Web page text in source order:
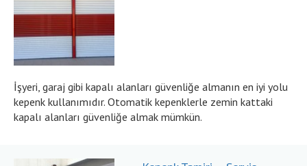
İşyeri, garaj gibi kapalı alanları güvenliğe almanın en iyi yolu
kepenk kullanımıdır. Otomatik kepenklerle zemin kattaki
kapalı alanları güvenliğe almak mümkün.